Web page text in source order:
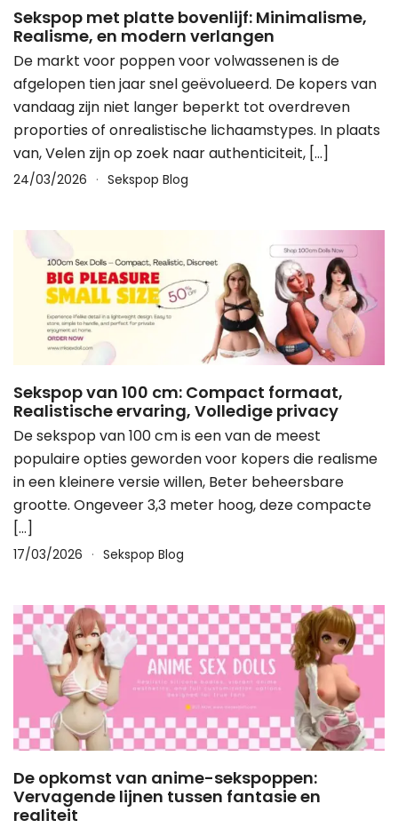
Sekspop met platte bovenlijf: Minimalisme,
Realisme, en modern verlangen
De markt voor poppen voor volwassenen is de
afgelopen tien jaar snel geëvolueerd. De kopers van
vandaag zijn niet langer beperkt tot overdreven
proporties of onrealistische lichaamstypes. In plaats
van, Velen zijn op zoek naar authenticiteit, […]
24/03/2026 Sekspop Blog
Sekspop van 100 cm: Compact formaat,
Realistische ervaring, Volledige privacy
De sekspop van 100 cm is een van de meest
populaire opties geworden voor kopers die realisme
in een kleinere versie willen, Beter beheersbare
grootte. Ongeveer 3,3 meter hoog, deze compacte
[…]
17/03/2026 Sekspop Blog
De opkomst van anime-sekspoppen:
Vervagende lijnen tussen fantasie en
realiteit